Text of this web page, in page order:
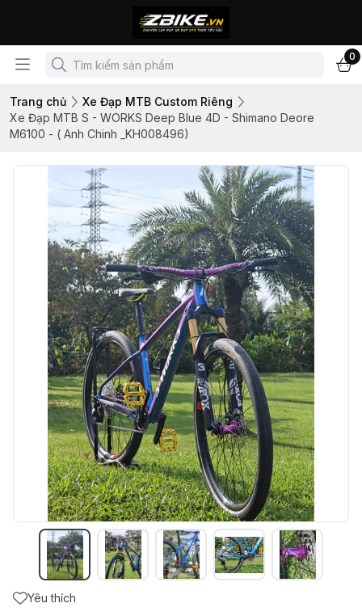
0
Trang chủ
Xe Đạp MTB Custom Riêng
Xe Đạp MTB S - WORKS Deep Blue 4D - Shimano Deore
M6100 - ( Anh Chinh _KH008496)
Yêu thích